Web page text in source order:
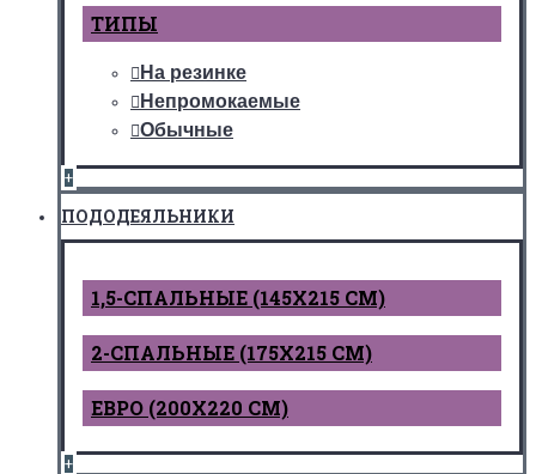
ТИПЫ
На резинке
Непромокаемые
Обычные
+
ПОДОДЕЯЛЬНИКИ
1,5-СПАЛЬНЫЕ (145Х215 СМ)
2-СПАЛЬНЫЕ (175Х215 СМ)
ЕВРО (200Х220 СМ)
+